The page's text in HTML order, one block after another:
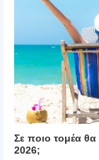
Σε ποιο τομέα θα
2026;